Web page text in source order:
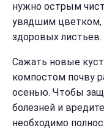
нужно острым
увядшим цветком,
здоровых листьев.
Сажать новые
компостом почву
осенью. Чтобы
болезней и
необходимо